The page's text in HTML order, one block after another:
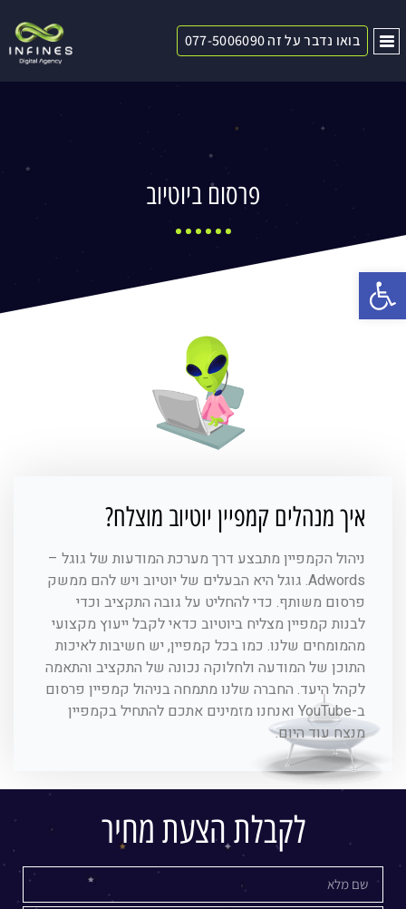
פתח סרגל נגישות
בואו נדבר על זה 077-5006090
פרסום ביוטיוב
איך מנהלים קמפיין יוטיוב מוצלח?
ניהול הקמפיין מתבצע דרך מערכת המודעות של גוגל –
Adwords. גוגל היא הבעלים של יוטיוב ויש להם ממשק
פרסום משותף. כדי להחליט על גובה התקציב וכדי
לבנות קמפיין מצליח ביוטיוב כדאי לקבל ייעוץ מקצועי
מהמומחים שלנו. כמו בכל קמפיין, יש חשיבות לאיכות
התוכן של המודעה ולחלוקה נכונה של התקציב והתאמה
לקהל היעד. החברה שלנו מתמחה בניהול קמפיין פרסום
ב-YouTube ואנחנו מזמינים אתכם להתחיל בקמפיין
מנצח עוד היום.
לקבלת הצעת מחיר